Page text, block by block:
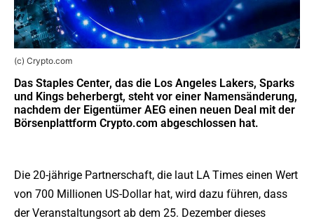
(c) Crypto.com
Das Staples Center, das die Los Angeles Lakers, Sparks
und Kings beherbergt, steht vor einer Namensänderung,
nachdem der Eigentümer AEG einen neuen Deal mit der
Börsenplattform Crypto.com abgeschlossen hat.
Die 20-jährige Partnerschaft, die laut LA Times einen Wert
von 700 Millionen US-Dollar hat, wird dazu führen, dass
der Veranstaltungsort ab dem 25. Dezember dieses